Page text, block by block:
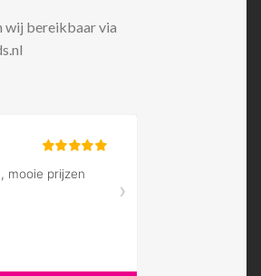
wij bereikbaar via